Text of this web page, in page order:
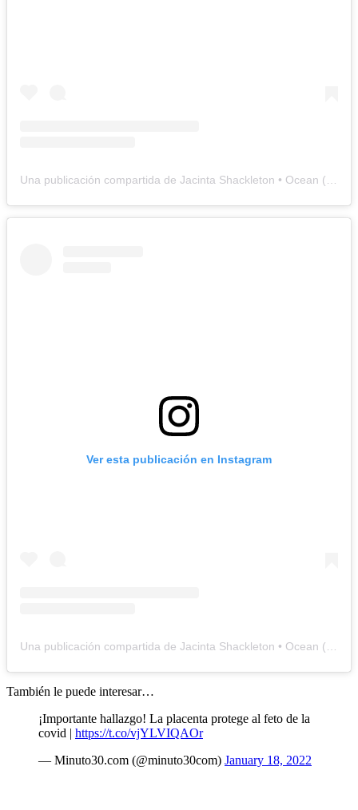
Ver esta publicación en Instagram
También le puede interesar…
¡Importante hallazgo! La placenta protege al feto de la
covid | https://t.co/vjYLVIQAOr
— Minuto30.com (@minuto30com) January 18, 2022